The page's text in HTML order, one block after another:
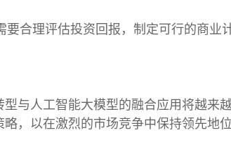
合理评估投资回报，制定可行的商业计
与人工智能大模型的融合应用将越来
，以在激烈的市场竞争中保持领先地位